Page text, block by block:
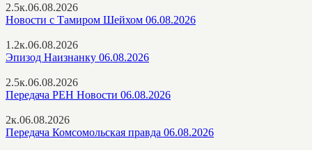
2.5к.06.08.2026
Новости с Тамиром Шейхом 06.08.2026
1.2к.06.08.2026
Эпизод Наизнанку 06.08.2026
2.5к.06.08.2026
Передача РЕН Новости 06.08.2026
2к.06.08.2026
Передача Комсомольская правда 06.08.2026